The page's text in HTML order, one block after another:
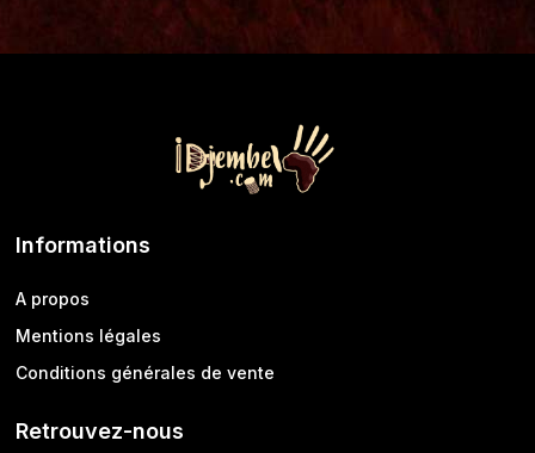
Informations
A propos
Mentions légales
Conditions générales de vente
Retrouvez-nous